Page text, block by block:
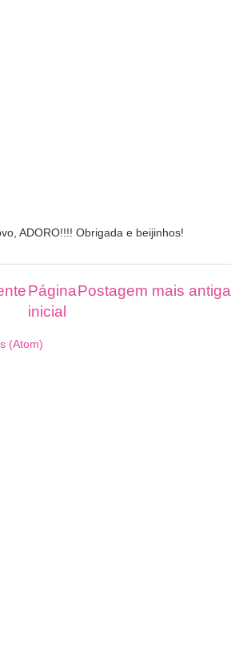
ADORO!!!! Obrigada e beijinhos!
Postagem mais antiga
Página
inicial
(Atom)